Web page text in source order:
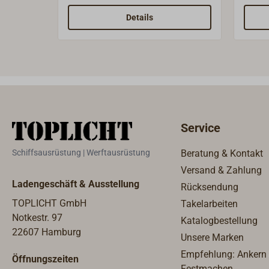
Details
Schiffsausrüstung | Werftausrüstung
Ladengeschäft & Ausstellung
TOPLICHT GmbH
Notkestr. 97
22607 Hamburg
Öffnungszeiten
Service
Beratung & Kontakt
Versand & Zahlung
Rücksendung
Takelarbeiten
Katalogbestellung
Unsere Marken
Empfehlung: Ankern